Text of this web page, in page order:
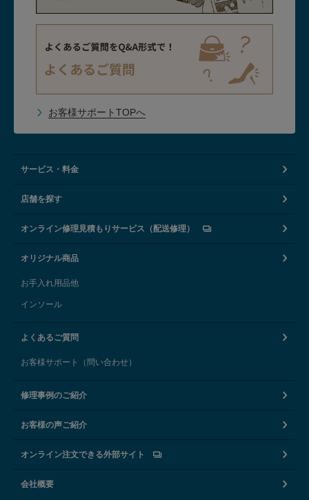
お客様サポートTOPへ
サービス・料金
店舗を探す
オンライン修理見積もりサービス（配送修理）
オリジナル商品
お手入れ用品他
インソール
よくあるご質問
お客様サポート（問い合わせ）
修理事例のご紹介
お客様の声ご紹介
オンライン注文できる外部サイト
会社概要